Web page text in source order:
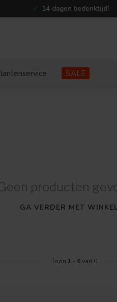
14 dagen bedenktijd!
SALE
producten
GA VERDER MET
Toon 1 - 0van 0